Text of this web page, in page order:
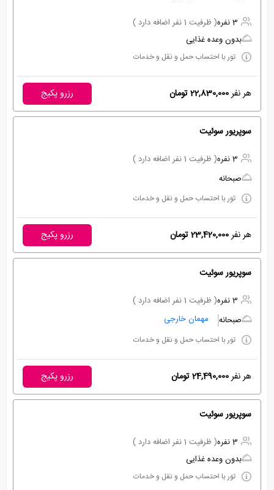
3 نفره
( ظرفیت 1 نفر اضافه دارد )
بدون وعده غذایی
تور با احتساب حمل و نقل و خدمات
هر نفر22,830,000 تومان رزرو پکیج
سوپریور سوئیت
3 نفره
( ظرفیت 1 نفر اضافه دارد )
صبحانه
تور با احتساب حمل و نقل و خدمات
هر نفر23,420,000 تومان رزرو پکیج
سوپریور سوئیت
3 نفره
( ظرفیت 1 نفر اضافه دارد )
صبحانه
مهمان خارجی
تور با احتساب حمل و نقل و خدمات
هر نفر24,490,000 تومان رزرو پکیج
سوپریور سوئیت
3 نفره
( ظرفیت 1 نفر اضافه دارد )
بدون وعده غذایی
تور با احتساب حمل و نقل و خدمات